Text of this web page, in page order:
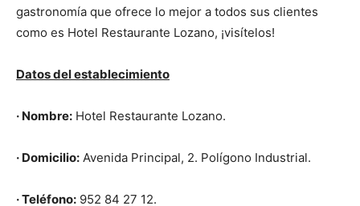
gastronomía que ofrece lo mejor a todos sus clientes
como es Hotel Restaurante Lozano, ¡visítelos!
Datos del establecimiento
· Nombre: Hotel Restaurante Lozano.
· Domicilio: Avenida Principal, 2. Polígono Industrial.
· Teléfono: 952 84 27 12.